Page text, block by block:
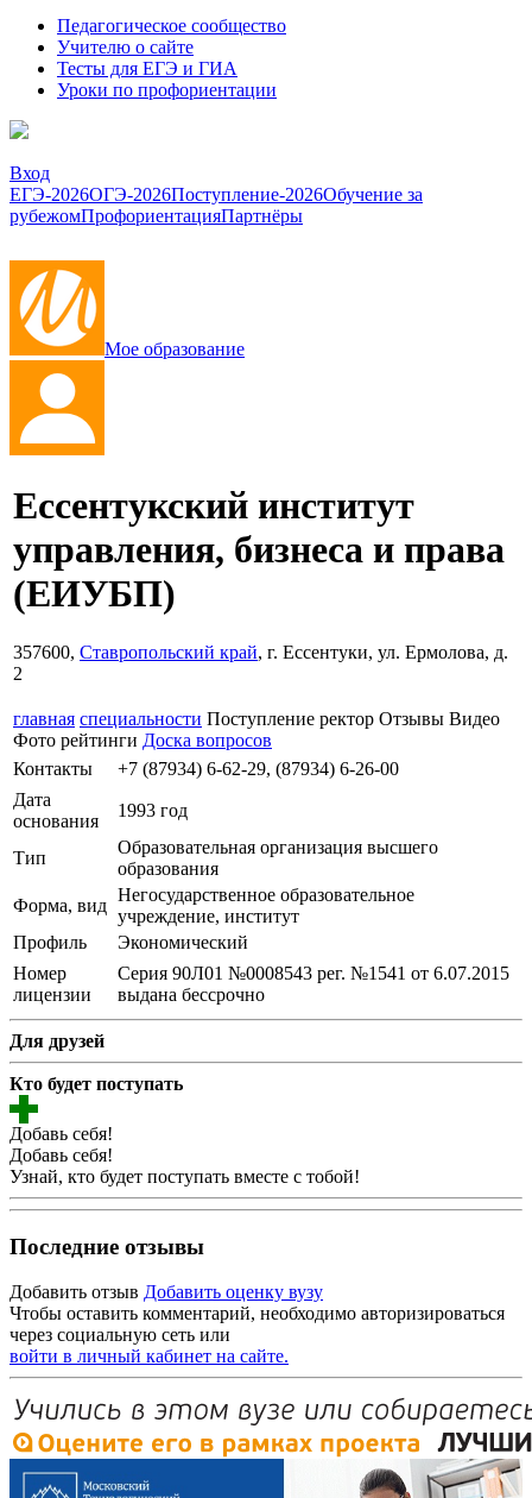
Педагогическое сообщество
Учителю о сайте
Тесты для ЕГЭ и ГИА
Уроки по профориентации
Вход
ЕГЭ-2026ОГЭ-2026Поступление-2026Обучение за
рубежомПрофориентацияПартнёры
Мое образование
Ессентукский институт
управления, бизнеса и права
(ЕИУБП)
357600, Ставропольский край, г. Ессентуки, ул. Ермолова, д.
2
главная специальности Поступление ректор Отзывы Видео
Фото рейтинги Доска вопросов
Контакты
+7 (87934) 6-62-29, (87934) 6-26-00
Дата
основания
1993 год
Тип
Образовательная организация высшего
образования
Форма, вид
Негосударственное образовательное
учреждение, институт
Профиль
Экономический
Номер
лицензии
Серия 90Л01 №0008543 рег. №1541 от 6.07.2015
выдана бессрочно
Для друзей
Кто будет поступать
Добавь себя!
Добавь себя!
Узнай, кто будет поступать вместе с тобой!
Последние отзывы
Добавить отзыв Добавить оценку вузу
Чтобы оставить комментарий, необходимо авторизироваться
через социальную сеть или
войти в личный кабинет на сайте.